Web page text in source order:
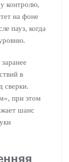
контролю,
на фоне
пауз, когда
в
сверки.
при этом
шанс